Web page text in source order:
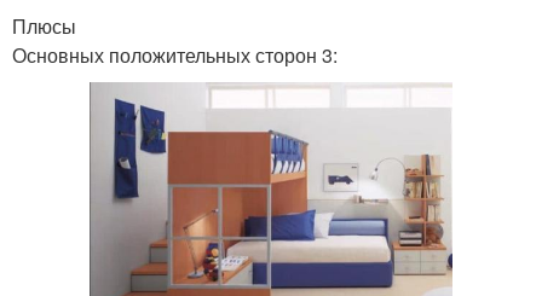
Плюсы
Основных положительных сторон 3: